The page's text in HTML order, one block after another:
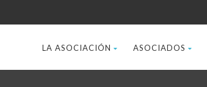
LA ASOCIACIÓN ASOCIADOS